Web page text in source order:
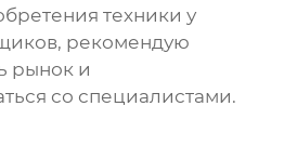
техники у
рекомендую
рынок и
со специалистами.